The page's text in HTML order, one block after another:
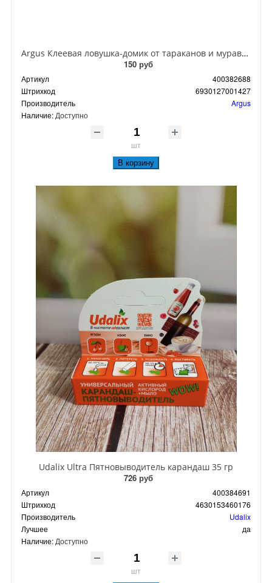
Argus Клеевая ловушка-домик от тараканов и муравьев
150 руб
Артикул
400382688
Штрихкод
6930127001427
Производитель
Argus
Наличие: Доступно
шт
В корзину
Udalix Ultra Пятновыводитель карандаш 35 гр
726 руб
Артикул
400384691
Штрихкод
4630153460176
Производитель
Udalix
Лучшее
да
Наличие: Доступно
шт